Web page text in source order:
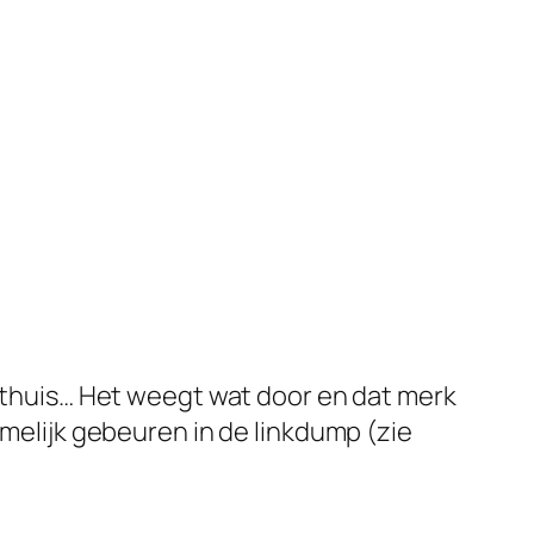
Het weegt wat door en dat merk
gebeuren in de linkdump (zie